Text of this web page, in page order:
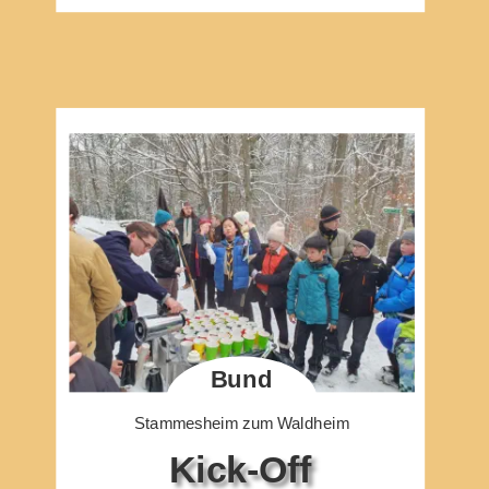
Bund
Stammesheim zum Waldheim
Kick-Off